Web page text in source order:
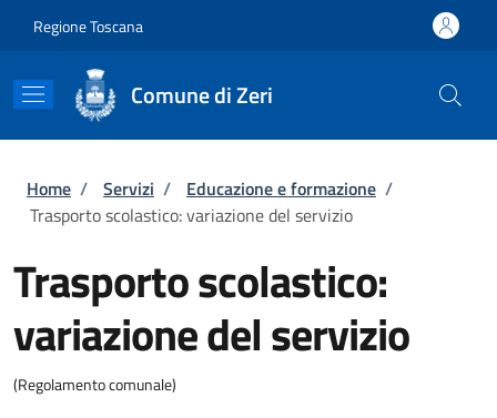
Regione Toscana
Comune di Zeri
Briciole di pane
Home / Servizi / Educazione e formazione /
Trasporto scolastico: variazione del servizio
Trasporto scolastico:
variazione del servizio
(Regolamento comunale)